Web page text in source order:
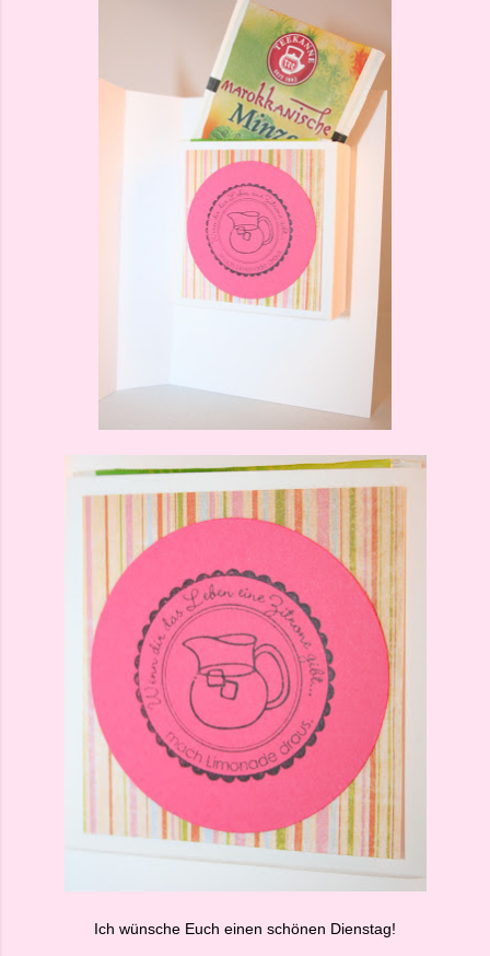
Ich wünsche Euch einen schönen Dienstag!